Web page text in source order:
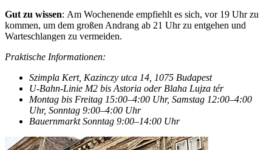
Gut zu wissen: Am Wochenende empfiehlt es sich, vor 19 Uhr zu
kommen, um dem großen Andrang ab 21 Uhr zu entgehen und
Warteschlangen zu vermeiden.
Praktische Informationen:
Szimpla Kert, Kazinczy utca 14, 1075 Budapest
U-Bahn-Linie M2 bis Astoria oder Blaha Lujza tér
Montag bis Freitag 15:00–4:00 Uhr, Samstag 12:00–4:00
Uhr, Sonntag 9:00–4:00 Uhr
Bauernmarkt Sonntag 9:00–14:00 Uhr